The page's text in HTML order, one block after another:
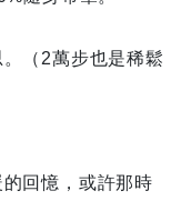
（2萬步也是稀鬆
回憶，或許那時